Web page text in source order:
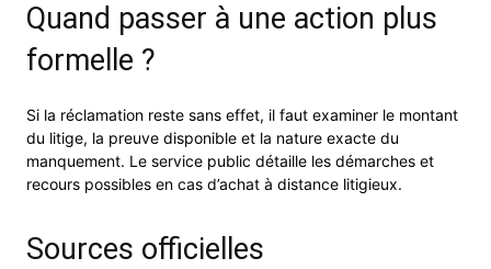
Quand passer à une action plus
formelle ?
Si la réclamation reste sans effet, il faut examiner le montant
du litige, la preuve disponible et la nature exacte du
manquement. Le service public détaille les démarches et
recours possibles en cas d’achat à distance litigieux.
Sources officielles